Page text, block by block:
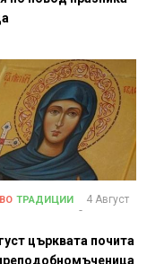
ТРАДИЦИИ
4 Август
църквата почита